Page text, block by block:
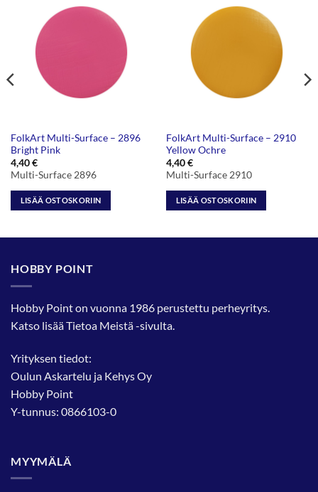
FolkArt Multi-Surface – 2896
Bright Pink
4,40€
Multi-Surface 2896
LISÄÄ OSTOSKORIIN
FolkArt Multi-Surface – 2910
Yellow Ochre
4,40€
Multi-Surface 2910
LISÄÄ OSTOSKORIIN
HOBBY POINT
Hobby Point on vuonna 1986 perustettu perheyritys.
Katso lisääTietoa Meistä-sivulta.
Yrityksen tiedot:
Oulun Askartelu ja Kehys Oy
Hobby Point
Y-tunnus: 0866103-0
MYYMÄLÄ